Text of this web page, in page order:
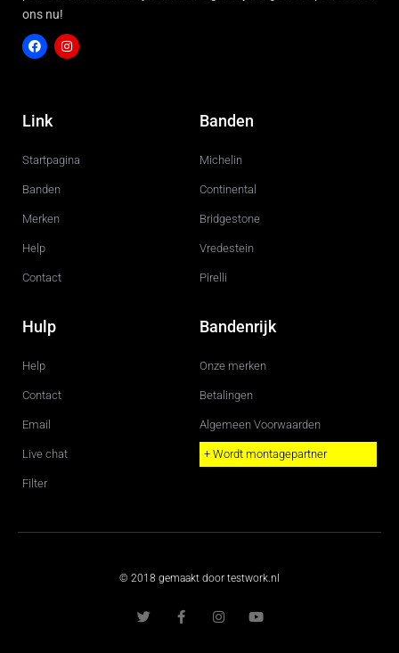
ons nu!
c
e
o
g
r
Link
Startpagina
Banden
Merken
Help
Contact
Banden
Michelin
Continental
Bridgestone
Vredestein
Pirelli
Hulp
Help
Contact
Email
Live chat
Filter
Bandenrijk
Onze merken
Betalingen
Algemeen Voorwaarden
+ Wordt montagepartner
© 2018 gemaakt door testwork.nl
w
i
a
c
n
s
o
u